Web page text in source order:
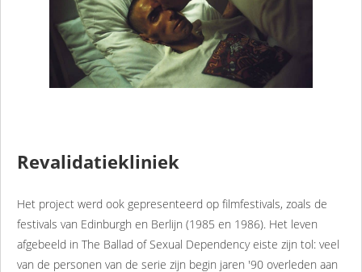
Revalidatiekliniek
Het project werd ook gepresenteerd op filmfestivals, zoals de
festivals van Edinburgh en Berlijn (1985 en 1986). Het leven
afgebeeld in The Ballad of Sexual Dependency eiste zijn tol: veel
van de personen van de serie zijn begin jaren '90 overleden aan